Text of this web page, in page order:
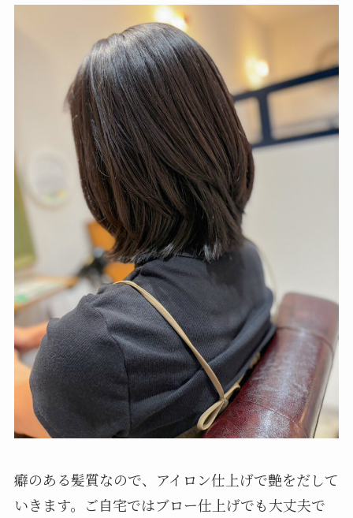
癖のある髪質なので、アイロン仕上げで艶をだして
いきます。ご自宅ではブロー仕上げでも大丈夫で